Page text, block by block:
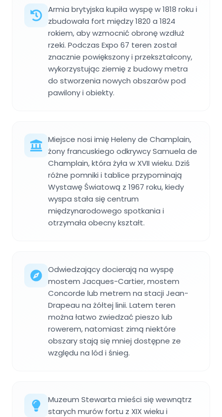
Armia brytyjska kupiła wyspę w 1818 roku i
zbudowała fort między 1820 a 1824
rokiem, aby wzmocnić obronę wzdłuż
rzeki. Podczas Expo 67 teren został
znacznie powiększony i przekształcony,
wykorzystując ziemię z budowy metra
do stworzenia nowych obszarów pod
pawilony i obiekty.
Miejsce nosi imię Heleny de Champlain,
żony francuskiego odkrywcy Samuela de
Champlain, która żyła w XVII wieku. Dziś
różne pomniki i tablice przypominają
Wystawę Światową z 1967 roku, kiedy
wyspa stała się centrum
międzynarodowego spotkania i
otrzymała obecny kształt.
Odwiedzający docierają na wyspę
mostem Jacques-Cartier, mostem
Concorde lub metrem na stacji Jean-
Drapeau na żółtej linii. Latem teren
można łatwo zwiedzać pieszo lub
rowerem, natomiast zimą niektóre
obszary stają się mniej dostępne ze
względu na lód i śnieg.
Muzeum Stewarta mieści się wewnątrz
starych murów fortu z XIX wieku i